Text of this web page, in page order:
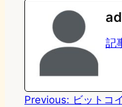
o
d
n
記
Previous: ビットコ